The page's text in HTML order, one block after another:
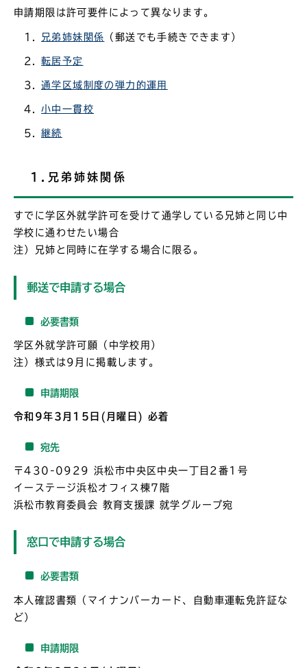
申請期限は許可要件によって異なります。
兄弟姉妹関係 （郵送でも手続きできます）
転居予定
通学区域制度の弾力的運用
小中一貫校
継続
1.兄弟姉妹関係
すでに学区外就学許可を受けて通学している兄姉と同じ中
学校に通わせたい場合
注）兄姉と同時に在学する場合に限る。
郵送で申請する場合
必要書類
学区外就学許可願（中学校用）
注）様式は9月に掲載します。
申請期限
令和9年3月15日(月曜日) 必着
宛先
〒430-0929 浜松市中央区中央一丁目2番1号
イーステージ浜松オフィス棟7階
浜松市教育委員会 教育支援課 就学グループ宛
窓口で申請する場合
必要書類
本人確認書類（マイナンバーカード、自動車運転免許証な
ど）
申請期限